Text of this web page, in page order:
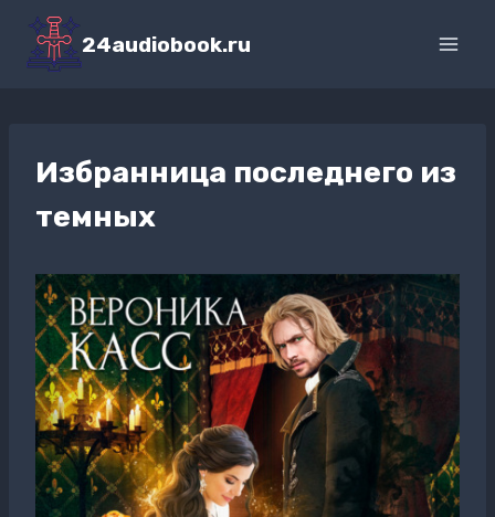
Перейти
содержимому
24audiobook.ru
Избранница последнего из
темных